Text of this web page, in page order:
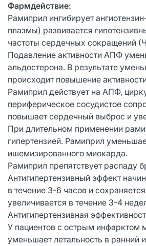
Фармдействие:
Рамиприл ингибирует
плазмы) развивается
частоты сердечных сокращений
Подавление активности АПФ
альдостерона. В результате
происходит повышение
Рамиприл действует на АПФ,
периферическое сосудистое
повышает сердечный выброс и
При длительном применении
гипертензией. Рамиприл
ишемизированного миокарда.
Рамиприл препятствует распаду
Антигипертензивный эффект
в течение 3-6 часов и
увеличивается в течение 3-4
Антигипертензивная
У пациентов с острым инфарктом
уменьшает летальность в ранний